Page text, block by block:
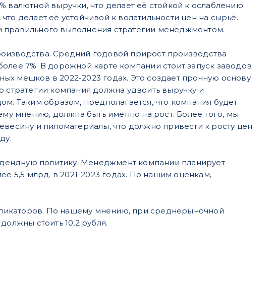
выручки, что делает её стойкой к ослаблению
делает её устойчивой к волатильности цен на сырьё.
правильного выполнения стратегии менеджментом.
Средний годовой прирост производства
7%. В дорожной карте компании стоит запуск заводов
мешков в 2022-2023 годах. Это создает прочную основу
компания должна удвоить выручку и
Таким образом, предполагается, что компания будет
мнению, должна быть именно на рост. Более того, мы
и пиломатериалы, что должно привести к росту цен
политику. Менеджмент компании планирует
5,5 млрд. в 2021-2023 годах. По нашим оценкам,
По нашему мнению, при среднерыночной
стоить 10,2 рубля.